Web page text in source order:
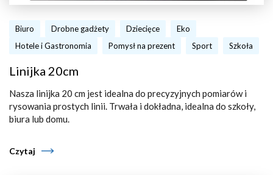
Biuro Drobne gadżety Dziecięce
Eko
Hotele i Gastronomia
Pomysł na prezent Sport Szkoła
Linijka 20cm
Nasza linijka 20 cm jest idealna do precyzyjnych pomiarów i
rysowania prostych linii. Trwała i dokładna, idealna do szkoły,
biura lub domu.
Czytaj